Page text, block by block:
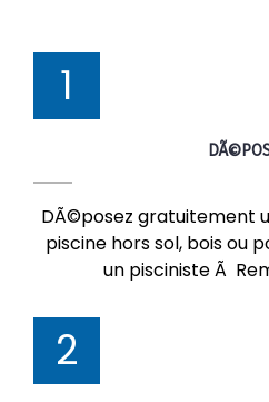
1
DÃ©posez gratuitement
piscine hors sol, bois ou
un pisciniste Ã
2